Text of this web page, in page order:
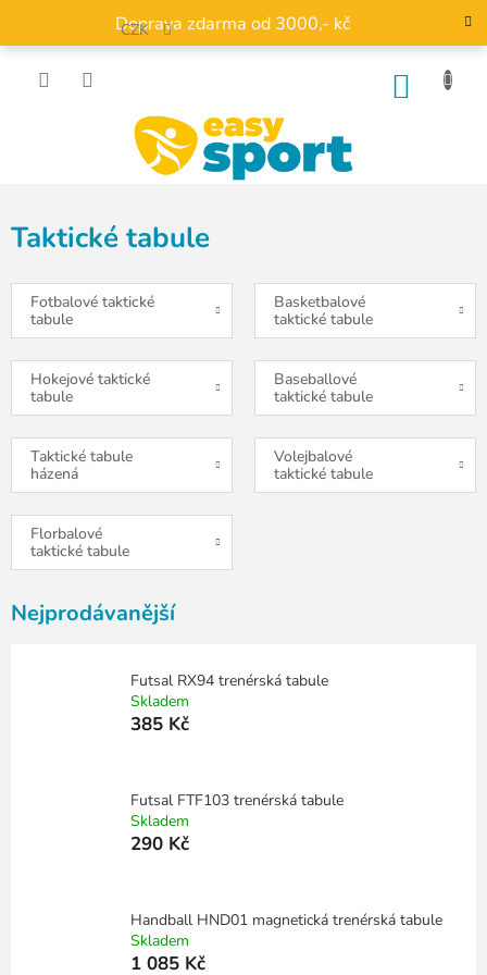
obsah
Doprava zdarma od 3000,- kč
CZK
Taktické tabule
Fotbalové taktické
tabule
Basketbalové
taktické tabule
Hokejové taktické
tabule
Baseballové
taktické tabule
Taktické tabule
házená
Volejbalové
taktické tabule
Florbalové
taktické tabule
Nejprodávanější
Futsal RX94 trenérská tabule
Skladem
385 Kč
Futsal FTF103 trenérská tabule
Skladem
290 Kč
Handball HND01 magnetická trenérská tabule
Skladem
1 085 Kč